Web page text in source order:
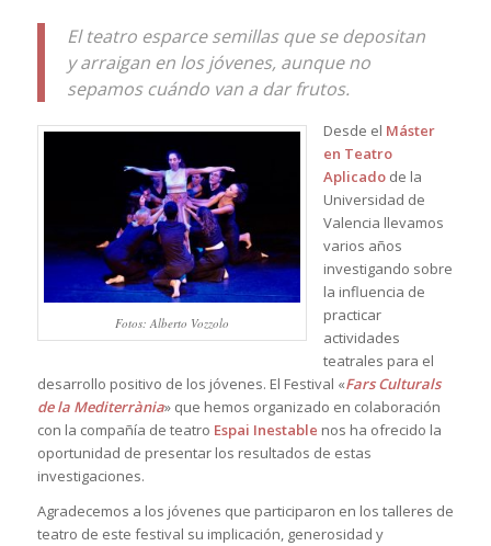
El teatro esparce semillas que se depositan
y arraigan en los jóvenes, aunque no
sepamos cuándo van a dar frutos.
Fotos: Alberto Vozzolo
Desde el Máster
en Teatro
Aplicadode la
Universidad de
Valencia llevamos
varios años
investigando sobre
la influencia de
practicar
actividades
teatrales para el
desarrollo positivo de los jóvenes. El Festival «Fars Culturals
de la Mediterrània» que hemos organizado en colaboración
con la compañía de teatro Espai Inestable nos ha ofrecido la
oportunidad de presentar los resultados de estas
investigaciones.
Agradecemos a los jóvenes que participaron en los talleres de
teatro de este festival su implicación, generosidad y